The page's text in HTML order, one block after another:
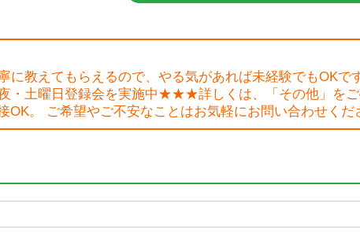
に教えてもらえるので、やる気があれば未経験でもOKで
土曜日登録会を実施中★★★詳しくは、「その他」をご
ご希望やご不安なことはお気軽にお問い合わせくだ